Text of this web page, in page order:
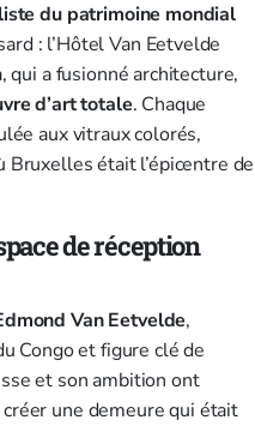
du patrimoine mondial
: l’Hôtel Van Eetvelde
qui a fusionné architecture,
d’art totale. Chaque
aux vitraux colorés,
Bruxelles était l’épicentre de
de réception
Van Eetvelde,
Congo et figure clé de
et son ambition ont
une demeure qui était